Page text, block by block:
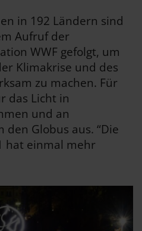
in 192 Ländern sind
Aufruf der
WWF gefolgt, um
Klimakrise und des
zu machen. Für
das Licht in
und an
Globus aus. “Die
hat einmal mehr